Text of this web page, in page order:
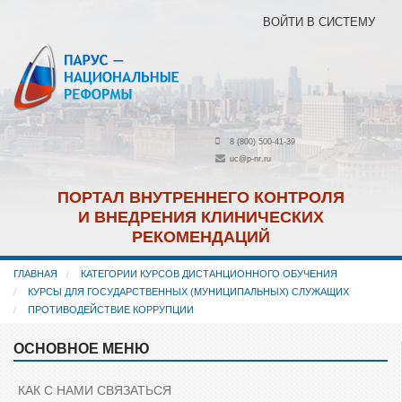
основному
содержанию
ВОЙТИ В СИСТЕМУ
8 (800) 500-41-39
uc@p-nr.ru
ПОРТАЛ ВНУТРЕННЕГО КОНТРОЛЯ
И ВНЕДРЕНИЯ КЛИНИЧЕСКИХ
РЕКОМЕНДАЦИЙ
ГЛАВНАЯ
КАТЕГОРИИ КУРСОВ ДИСТАНЦИОННОГО ОБУЧЕНИЯ
КУРСЫ ДЛЯ ГОСУДАРСТВЕННЫХ (МУНИЦИПАЛЬНЫХ) СЛУЖАЩИХ
ПРОТИВОДЕЙСТВИЕ КОРРУПЦИИ
Пропустить
Основное
меню
ОСНОВНОЕ МЕНЮ
КАК С НАМИ СВЯЗАТЬСЯ